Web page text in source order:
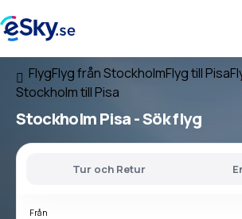
FlygFlyg från StockholmFlyg till Pisa
Stockholm till Pisa
Stockholm Pisa- Sök flyg
Tur och Retur
Från